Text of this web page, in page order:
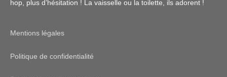
hop, plus d’hésitation ! La vaisselle ou la toilette, ils adorent !
Mentions légales
Politique de confidentialité